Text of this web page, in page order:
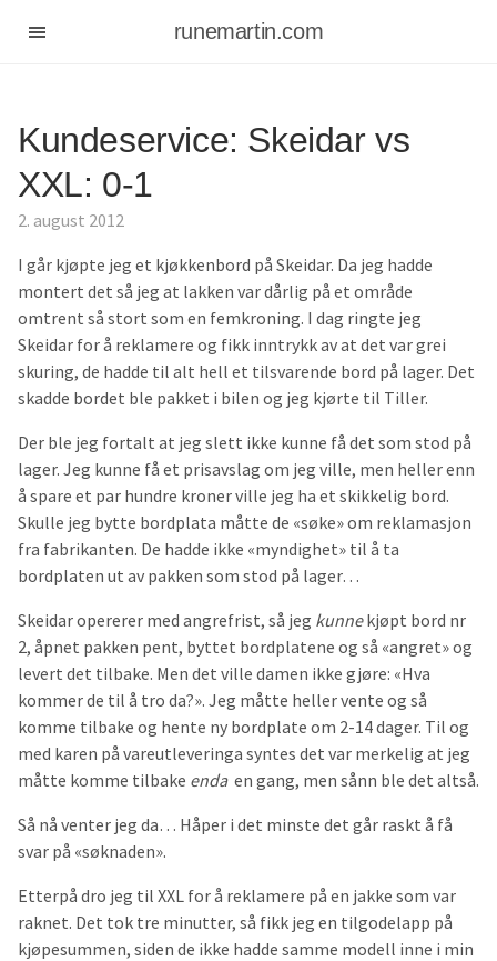
runemartin.com
Kundeservice: Skeidar vs
XXL: 0-1
2. august 2012
I går kjøpte jeg et kjøkkenbord på Skeidar. Da jeg hadde
montert det så jeg at lakken var dårlig på et område
omtrent så stort som en femkroning. I dag ringte jeg
Skeidar for å reklamere og fikk inntrykk av at det var grei
skuring, de hadde til alt hell et tilsvarende bord på lager. Det
skadde bordet ble pakket i bilen og jeg kjørte til Tiller.
Der ble jeg fortalt at jeg slett ikke kunne få det som stod på
lager. Jeg kunne få et prisavslag om jeg ville, men heller enn
å spare et par hundre kroner ville jeg ha et skikkelig bord.
Skulle jeg bytte bordplata måtte de «søke» om reklamasjon
fra fabrikanten. De hadde ikke «myndighet» til å ta
bordplaten ut av pakken som stod på lager…
Skeidar opererer med angrefrist, så jeg kunnekjøpt bord nr
2, åpnet pakken pent, byttet bordplatene og så «angret» og
levert det tilbake. Men det ville damen ikke gjøre: «Hva
kommer de til å tro da?». Jeg måtte heller vente og så
komme tilbake og hente ny bordplate om 2-14 dager. Til og
med karen på vareutleveringa syntes det var merkelig at jeg
måtte komme tilbake enda en gang, men sånn ble det altså.
Så nå venter jeg da… Håper i det minste det går raskt å få
svar på «søknaden».
Etterpå dro jeg til XXL for å reklamere på en jakke som var
raknet. Det tok tre minutter, så fikk jeg en tilgodelapp på
kjøpesummen, siden de ikke hadde samme modell inne i min